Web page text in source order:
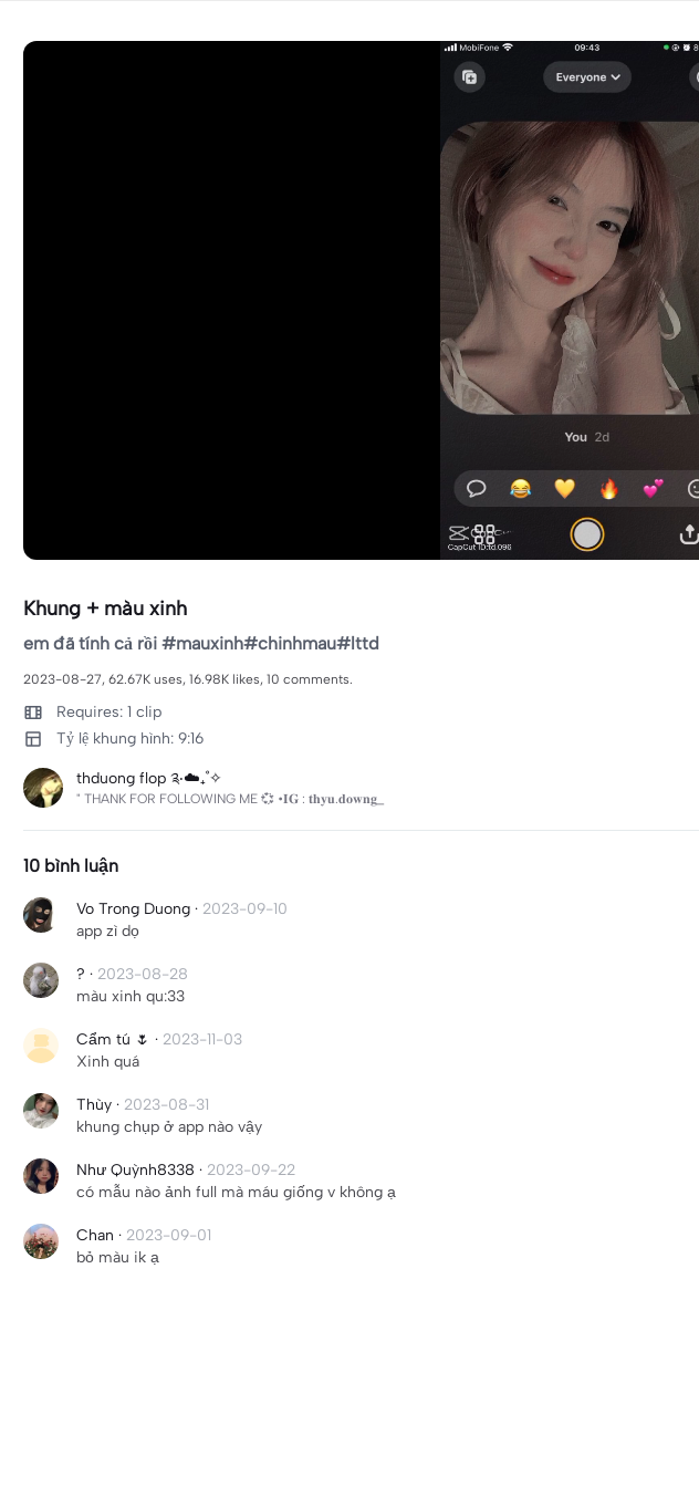
Khung + màu xinh
em đã tính cả rồi #mauxinh#chinhmau#lttd
2023-08-27, 62.67K uses, 16.98K likes, 10 comments.
Requires: 1 clip
Tỷ lệ khung hình: 9:16
thduong flop ༉‧☁️₊˚✧
" THANK FOR FOLLOWING ME 💞 •𝐈𝐆 : 𝐭𝐡𝐲𝐮.𝐝𝐨𝐰𝐧𝐠_
10 bình luận
Vo Trong Duong · 2023-09-10
app zì dọ
? · 2023-08-28
màu xinh qu:33
Cẩm tú 🌷 · 2023-11-03
Xinh quá
Thùy · 2023-08-31
khung chụp ở app nào vậy
Như Quỳnh8338 · 2023-09-22
có mẫu nào ảnh full mà máu giống v không ạ
Chan · 2023-09-01
bỏ màu ik ạ